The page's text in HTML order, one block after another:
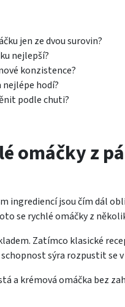
jen ze dvou surovin?
nejlepší?
konzistence?
nejlépe hodí?
podle chuti?
omáčky z
ingrediencí jsou čím dál
se rychlé omáčky z
Zatímco klasické
sýra rozpustit se
a krémová omáčka bez